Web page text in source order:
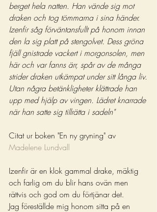
berget hela natten. Han vände sig mot
draken och tog tömmarna i sina händer.
Izenfir såg förväntansfullt på honom innan
den la sig platt på stengolvet. Dess gröna
fjäll gnistrade vackert i morgonsolen, men
här och var fanns ärr, spår av de många
strider draken utkämpat under sitt långa liv.
Utan några betänkligheter klättrade han
upp med hjälp av vingen. Lädret knarrade
när han satte sig tillrätta i sadeln"
Citat ur boken "En ny gryning" av
Madelene Lundvall
Izenfir är en klok gammal drake, mäktig
och farlig om du blir hans ovän men
rättvis och god om du förtjänar det.
Jag föreställde mig honom sitta på en